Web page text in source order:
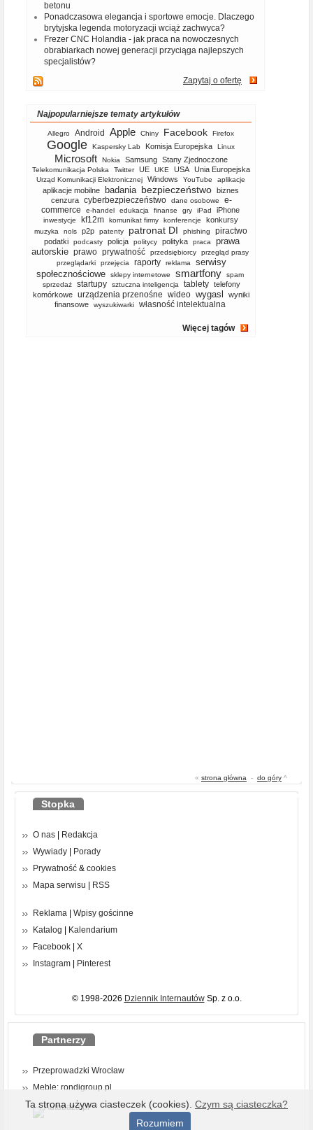
betonu
Ponadczasowa elegancja i sportowe emocje. Dlaczego
brytyjska legenda motoryzacji wciąż zachwyca?
Frezer CNC Holandia - jak praca na nowoczesnych
obrabiarkach nowej generacji przyciąga najlepszych
specjalistów?
Zapytaj o ofertę
Najpopularniejsze tematy artykułów
Allegro Android Apple Chiny Facebook Firefox
Google Kaspersky Lab Komisja Europejska Linux
Microsoft Nokia Samsung Stany Zjednoczone
Telekomunikacja Polska Twitter UE UKE USA Unia Europejska
Urząd Komunikacji Elektronicznej Windows YouTube aplikacje
aplikacje mobilne badania bezpieczeństwo biznes
cenzura cyberbezpieczeństwo dane osobowe
e-
commerce
e-handel edukacja finanse gry iPad iPhone
inwestycje kf12m komunikat firmy konferencje konkursy
muzyka nols p2p patenty patronat DI phishing piractwo
podatki podcasty policja politycy polityka praca
prawa
autorskie prawo prywatność przedsiębiorcy
przegląd prasy
przeglądarki
przejęcia raporty reklama
serwisy
społecznościowe
sklepy internetowe smartfony
spam
sprzedaż
startupy sztuczna inteligencja tablety telefony
komórkowe
urządzenia przenośne wideo wygasl
wyniki
finansowe
wyszukiwarki własność intelektualna
Więcej tagów
« strona główna - do góry ^
Stopka
O nas
Redakcja
Wywiady
Porady
Prywatność & cookies
Mapa serwisu
RSS
Reklama
Wpisy gościnne
Katalog
Kalendarium
Facebook
X
Instagram
Pinterest
© 1998-2026 Dziennik InternautówSp. z o.o.
Partnerzy
Przeprowadzki Wrocław
Meble: rondigroup.pl
Ta strona używa ciasteczek (cookies). Czym są ciasteczka?
Rozumiem